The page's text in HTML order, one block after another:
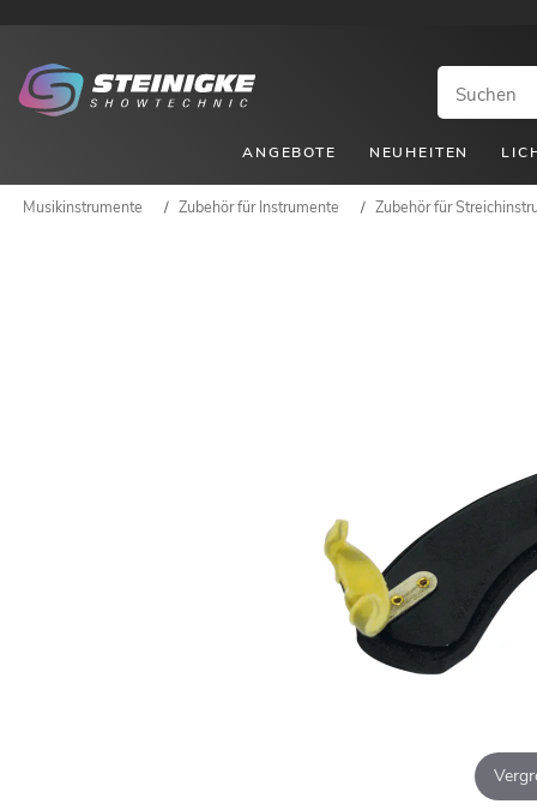
ANGEBOTE NEUHEITEN
Musikinstrumente / Zubehör für Instrumente / Zubehör für